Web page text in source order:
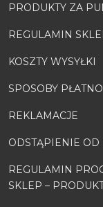
PRODUKTY ZA
REGULAMIN
KOSZTY WYSYŁKI
SPOSOBY
REKLAMACJE
ODSTĄPIENIE OD
REGULAMIN
SKLEP –